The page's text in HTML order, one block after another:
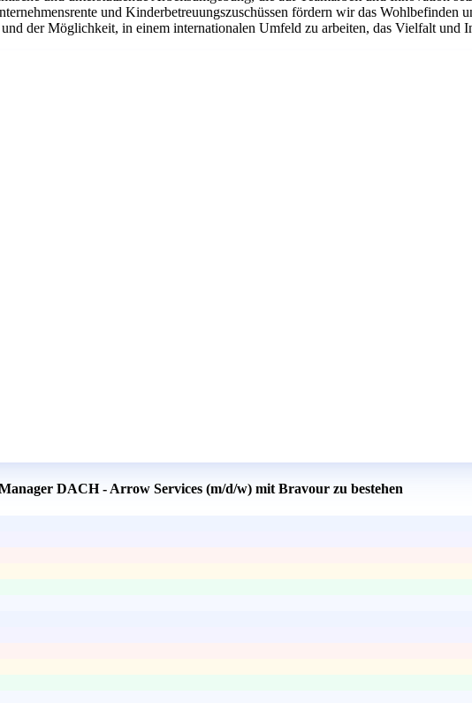
und Kinderbetreuungszuschüssen fördern wir das Wohlbefinden
der Möglichkeit, in einem internationalen Umfeld zu arbeiten, das Vielfalt und
DACH - Arrow Services (m/d/w) mit Bravour zu bestehen